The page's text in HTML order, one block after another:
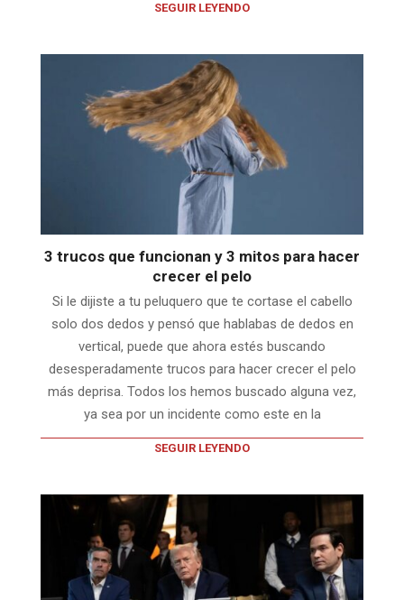
SEGUIR LEYENDO
3 trucos que funcionan y 3 mitos para hacer
crecer el pelo
Si le dijiste a tu peluquero que te cortase el cabello
solo dos dedos y pensó que hablabas de dedos en
vertical, puede que ahora estés buscando
desesperadamente trucos para hacer crecer el pelo
más deprisa. Todos los hemos buscado alguna vez,
ya sea por un incidente como este en la
SEGUIR LEYENDO